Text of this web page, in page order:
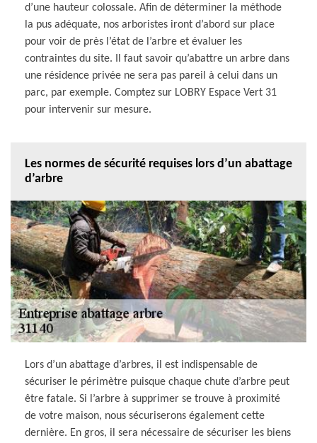
d’une hauteur colossale. Afin de déterminer la méthode
la pus adéquate, nos arboristes iront d’abord sur place
pour voir de près l’état de l’arbre et évaluer les
contraintes du site. Il faut savoir qu’abattre un arbre dans
une résidence privée ne sera pas pareil à celui dans un
parc, par exemple. Comptez sur LOBRY Espace Vert 31
pour intervenir sur mesure.
Les normes de sécurité requises lors d’un abattage
d’arbre
Lors d’un abattage d’arbres, il est indispensable de
sécuriser le périmètre puisque chaque chute d’arbre peut
être fatale. Si l’arbre à supprimer se trouve à proximité
de votre maison, nous sécuriserons également cette
dernière. En gros, il sera nécessaire de sécuriser les biens